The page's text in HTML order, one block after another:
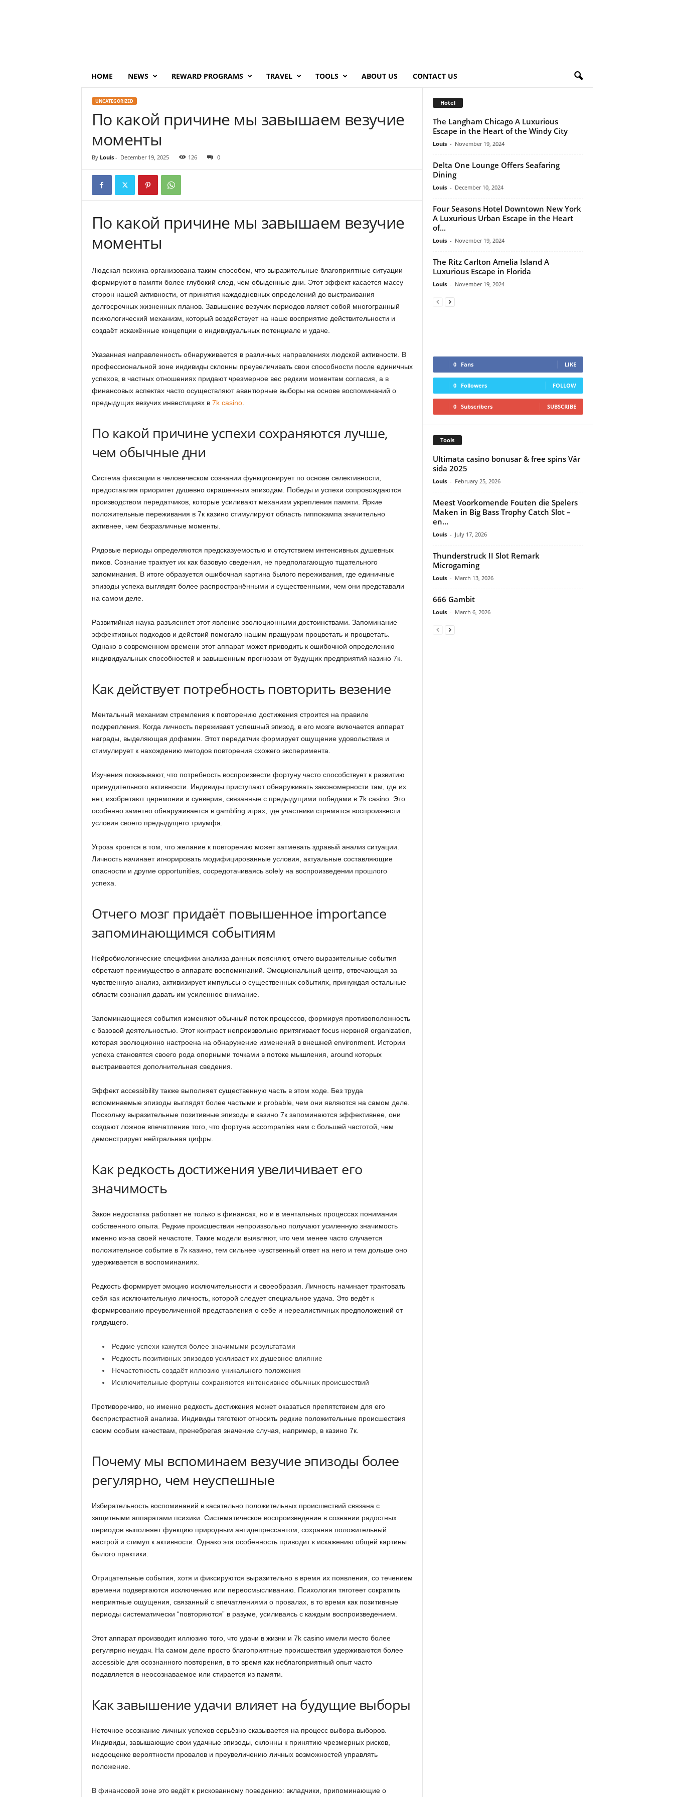
HOME NEWS REWARD PROGRAMS TRAVEL TOOLS ABOUT US CONTACT US
UNCATEGORIZED
По какой причине мы завышаем везучие
моменты
By Louis- December 19, 2025 126 0
По какой причине мы завышаем везучие
моменты
Людская психика организована таким способом, что выразительные благоприятные ситуации
формируют в памяти более глубокий след, чем обыденные дни. Этот эффект касается массу
сторон нашей активности, от принятия каждодневных определений до выстраивания
долгосрочных жизненных планов. Завышение везучих периодов являет собой многогранный
психологический механизм, который воздействует на наше восприятие действительности и
создаёт искажённые концепции о индивидуальных потенциале и удаче.
Указанная направленность обнаруживается в различных направлениях людской активности. В
профессиональной зоне индивиды склонны преувеличивать свои способности после единичных
успехов, в частных отношениях придают чрезмерное вес редким моментам согласия, а в
финансовых аспектах часто осуществляют авантюрные выборы на основе воспоминаний о
предыдущих везучих инвестициях в 7k casino.
По какой причине успехи сохраняются лучше,
чем обычные дни
Система фиксации в человеческом сознании функционирует по основе селективности,
предоставляя приоритет душевно окрашенным эпизодам. Победы и успехи сопровождаются
производством передатчиков, которые усиливают механизм укрепления памяти. Яркие
положительные переживания в 7к казино стимулируют область гиппокампа значительно
активнее, чем безразличные моменты.
Рядовые периоды определяются предсказуемостью и отсутствием интенсивных душевных
пиков. Сознание трактует их как базовую сведения, не предполагающую тщательного
запоминания. В итоге образуется ошибочная картина былого переживания, где единичные
эпизоды успеха выглядят более распространёнными и существенными, чем они представали
на самом деле.
Развитийная наука разъясняет этот явление эволюционными достоинствами. Запоминание
эффективных подходов и действий помогало нашим пращурам процветать и процветать.
Однако в современном времени этот аппарат может приводить к ошибочной определению
индивидуальных способностей и завышенным прогнозам от будущих предприятий казино 7к.
Как действует потребность повторить везение
Ментальный механизм стремления к повторению достижения строится на правиле
подкрепления. Когда личность переживает успешный эпизод, в его мозге включается аппарат
награды, выделяющая дофамин. Этот передатчик формирует ощущение удовольствия и
стимулирует к нахождению методов повторения схожего эксперимента.
Изучения показывают, что потребность воспроизвести фортуну часто способствует к развитию
принудительного активности. Индивиды приступают обнаруживать закономерности там, где их
нет, изобретают церемонии и суеверия, связанные с предыдущими победами в 7k casino. Это
особенно заметно обнаруживается в gambling играх, где участники стремятся воспроизвести
условия своего предыдущего триумфа.
Угроза кроется в том, что желание к повторению может затмевать здравый анализ ситуации.
Личность начинает игнорировать модифицированные условия, актуальные составляющие
опасности и другие opportunities, сосредотачиваясь solely на воспроизведении прошлого
успеха.
Отчего мозг придаёт повышенное importance
запоминающимся событиям
Нейробиологические специфики анализа данных поясняют, отчего выразительные события
обретают преимущество в аппарате воспоминаний. Эмоциональный центр, отвечающая за
чувственную анализ, активизирует импульсы о существенных событиях, принуждая остальные
области сознания давать им усиленное внимание.
Запоминающиеся события изменяют обычный поток процессов, формируя противоположность
с базовой деятельностью. Этот контраст непроизвольно притягивает focus нервной organization,
которая эволюционно настроена на обнаружение изменений в внешней environment. Истории
успеха становятся своего рода опорными точками в потоке мышления, around которых
выстраивается дополнительная сведения.
Эффект accessibility также выполняет существенную часть в этом ходе. Без труда
вспоминаемые эпизоды выглядят более частыми и probable, чем они являются на самом деле.
Поскольку выразительные позитивные эпизоды в казино 7к запоминаются эффективнее, они
создают ложное впечатление того, что фортуна accompanies нам с большей частотой, чем
демонстрирует нейтральная цифры.
Как редкость достижения увеличивает его
значимость
Закон недостатка работает не только в финансах, но и в ментальных процессах понимания
собственного опыта. Редкие происшествия непроизвольно получают усиленную значимость
именно из-за своей нечастоте. Такие модели выявляют, что чем менее часто случается
положительное событие в 7к казино, тем сильнее чувственный ответ на него и тем дольше оно
удерживается в воспоминаниях.
Редкость формирует эмоцию исключительности и своеобразия. Личность начинает трактовать
себя как исключительную личность, которой следует специальное удача. Это ведёт к
формированию преувеличенной представления о себе и нереалистичных предположений от
грядущего.
Редкие успехи кажутся более значимыми результатами
Редкость позитивных эпизодов усиливает их душевное влияние
Нечастотность создаёт иллюзию уникального положения
Исключительные фортуны сохраняются интенсивнее обычных происшествий
Противоречиво, но именно редкость достижения может оказаться препятствием для его
беспристрастной анализа. Индивиды тяготеют относить редкие положительные происшествия
своим особым качествам, пренебрегая значение случая, например, в казино 7к.
Почему мы вспоминаем везучие эпизоды более
регулярно, чем неуспешные
Избирательность воспоминаний в касательно положительных происшествий связана с
защитными аппаратами психики. Систематическое воспроизведение в сознании радостных
периодов выполняет функцию природным антидепрессантом, сохраняя положительный
настрой и стимул к активности. Однако эта особенность приводит к искажению общей картины
былого практики.
Отрицательные события, хотя и фиксируются выразительно в время их появления, со течением
времени подвергаются исключению или переосмысливанию. Психология тяготеет сократить
неприятные ощущения, связанный с впечатлениями о провалах, в то время как позитивные
периоды систематически “повторяются” в разуме, усиливаясь с каждым воспроизведением.
Этот аппарат производит иллюзию того, что удачи в жизни и 7k casino имели место более
регулярно неудач. На самом деле просто благоприятные происшествия удерживаются более
accessible для осознанного повторения, в то время как неблагоприятный опыт часто
подавляется в неосознаваемое или стирается из памяти.
Как завышение удачи влияет на будущие выборы
Неточное осознание личных успехов серьёзно сказывается на процесс выбора выборов.
Индивиды, завышающие свои удачные эпизоды, склонны к принятию чрезмерных рисков,
недооценке вероятности провалов и преувеличению личных возможностей управлять
положение.
В финансовой зоне это ведёт к рискованному поведению: вкладчики, припоминающие о
Hotel
The Langham Chicago A Luxurious
Escape in the Heart of the Windy City
Louis - November 19, 2024
Delta One Lounge Offers Seafaring
Dining
Louis - December 10, 2024
Four Seasons Hotel Downtown New York
A Luxurious Urban Escape in the Heart
of...
Louis - November 19, 2024
The Ritz Carlton Amelia Island A
Luxurious Escape in Florida
Louis - November 19, 2024
0 Fans LIKE
0 Followers FOLLOW
0 Subscribers SUBSCRIBE
Tools
Ultimata casino bonusar & free spins Vår
sida 2025
Louis - February 25, 2026
Meest Voorkomende Fouten die Spelers
Maken in Big Bass Trophy Catch Slot –
en...
Louis - July 17, 2026
Thunderstruck II Slot Remark
Microgaming
Louis - March 13, 2026
666 Gambit
Louis - March 6, 2026